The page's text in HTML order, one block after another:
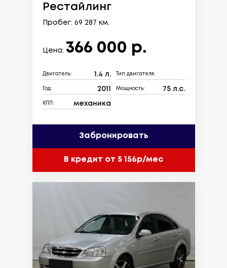
Рестайлинг
Пробег: 69 287 км.
Цена: 366 000 р.
Двигатель: 1.4 л. Тип двигателя:
Год: 2011 Мощность: 75 л.с.
КПП: механика
Забронировать
В кредит от 5 156р/мес